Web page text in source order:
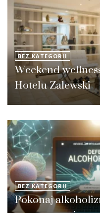
BEZ KATEGORII
Weekend
Hotelu Zalewski
BEZ KATEGORII
Pokonaj